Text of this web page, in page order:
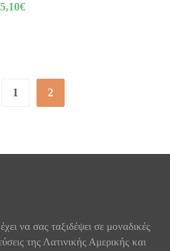
5,10€
1 2
να σας ταξιδέψει σε μοναδικές
της Λατινικής Αμερικής και